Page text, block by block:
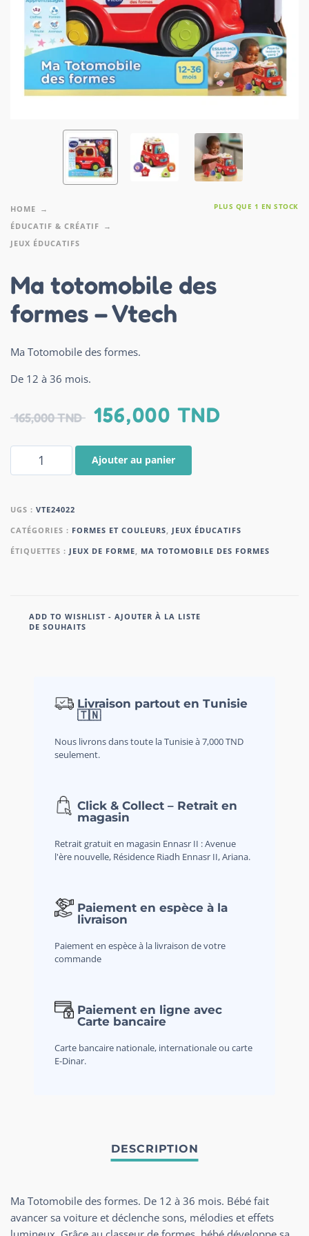
HOME
ÉDUCATIF & CRÉATIF
JEUX ÉDUCATIFS
PLUS QUE 1 EN STOCK
Ma totomobile des
formes – Vtech
Ma Totomobile des formes.
De 12 à 36 mois.
165,000TND 156,000 TND
Ajouter au panier
UGS : VTE24022
CATÉGORIES : FORMES ET COULEURS
JEUX ÉDUCATIFS
ÉTIQUETTES : JEUX DE FORME MA TOTOMOBILE DES FORMES
ADD TO WISHLIST - AJOUTER À LA LISTE
DE SOUHAITS
Livraison partout en Tunisie
🇹🇳
Nous livrons dans toute la Tunisie à 7,000 TND
seulement.
Click & Collect – Retrait en
magasin
Retrait gratuit en magasin Ennasr II : Avenue
l'ère nouvelle, Résidence Riadh Ennasr II, Ariana.
Paiement en espèce à la
livraison
Paiement en espèce à la livraison de votre
commande
Paiement en ligne avec
Carte bancaire
Carte bancaire nationale, internationale ou carte
E-Dinar.
Ma Totomobile des formes. De 12 à 36 mois. Bébé fait
avancer sa voiture et déclenche sons, mélodies et effets